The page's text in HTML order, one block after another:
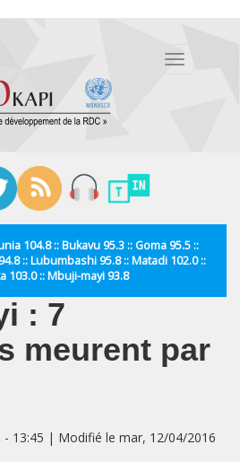
Toggle
104.8 :: Bukavu 95.3 :: Goma 95.5 ::
:: Lubumbashi 95.8 :: Matadi 102.0 ::
103.0 :: Mbuji-mayi 93.8
: 7
meurent par
- 13:45 | Modifié le mar, 12/04/2016